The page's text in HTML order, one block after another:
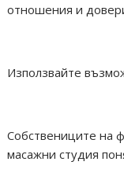
отношения и
Използвайте
Собствениците на
масажни студия